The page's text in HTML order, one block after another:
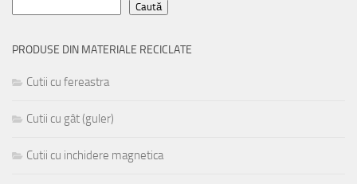
Caută
PRODUSE DIN MATERIALE RECICLATE
Cutii cu fereastra
Cutii cu gât (guler)
Cutii cu inchidere magnetica